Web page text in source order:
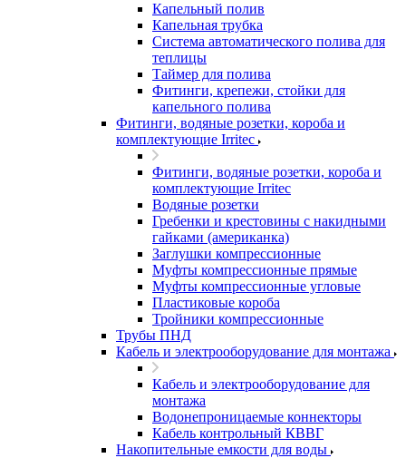
Капельный полив
Капельная трубка
Система автоматического полива для
теплицы
Таймер для полива
Фитинги, крепежи, стойки для
капельного полива
Фитинги, водяные розетки, короба и
комплектующие Irritec
Фитинги, водяные розетки, короба и
комплектующие Irritec
Водяные розетки
Гребенки и крестовины с накидными
гайками (американка)
Заглушки компрессионные
Муфты компрессионные прямые
Муфты компрессионные угловые
Пластиковые короба
Тройники компрессионные
Трубы ПНД
Кабель и электрооборудование для монтажа
Кабель и электрооборудование для
монтажа
Водонепроницаемые коннекторы
Кабель контрольный КВВГ
Накопительные емкости для воды